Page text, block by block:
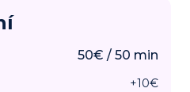
50€ / 50 min
+10€